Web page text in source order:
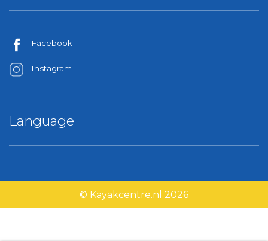
Facebook
Instagram
Language
© Kayakcentre.nl 2026